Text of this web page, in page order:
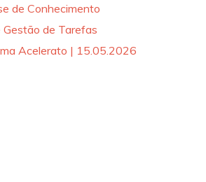
de Conhecimento
de Tarefas
Acelerato | 15.05.2026